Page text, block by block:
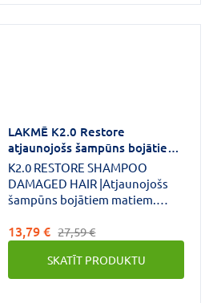
LAKMĒ K2.0 Restore
atjaunojošs šampūns bojātiem
matiem 300 ml
K2.0 RESTORE SHAMPOO
DAMAGED HAIR |Atjaunojošs
šampūns bojātiem matiem.
Nesatur sulfātus.
13,79 € 27,59 €
SKATĪT PRODUKTU